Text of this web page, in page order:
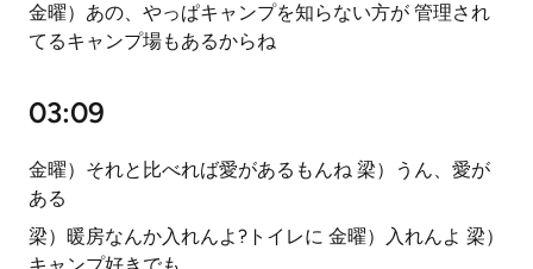
金曜）あの、やっぱキャンプを知らない方が 管理され
てるキャンプ場もあるからね
03:09
金曜）それと比べれば愛があるもんね 梁）うん、愛が
ある
梁）暖房なんか入れんよ?トイレに 金曜）入れんよ 梁）